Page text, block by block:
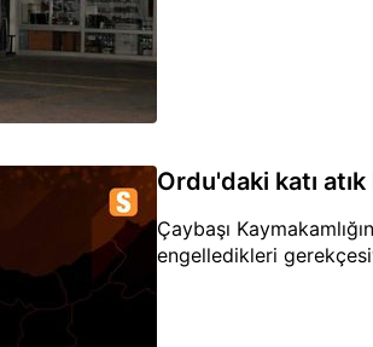
Ordu'daki katı
Çaybaşı
engelledikleri